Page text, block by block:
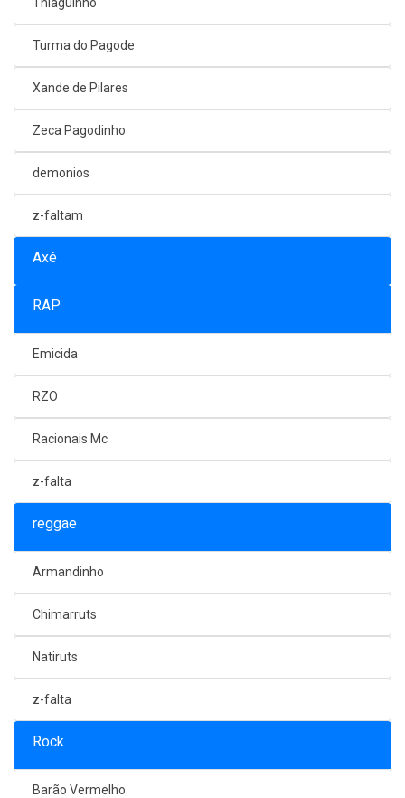
Turma do Pagode
Xande de Pilares
Zeca Pagodinho
demonios
z-faltam
Axé
RAP
Emicida
RZO
Racionais Mc
z-falta
reggae
Armandinho
Chimarruts
Natiruts
z-falta
Rock
Barão Vermelho